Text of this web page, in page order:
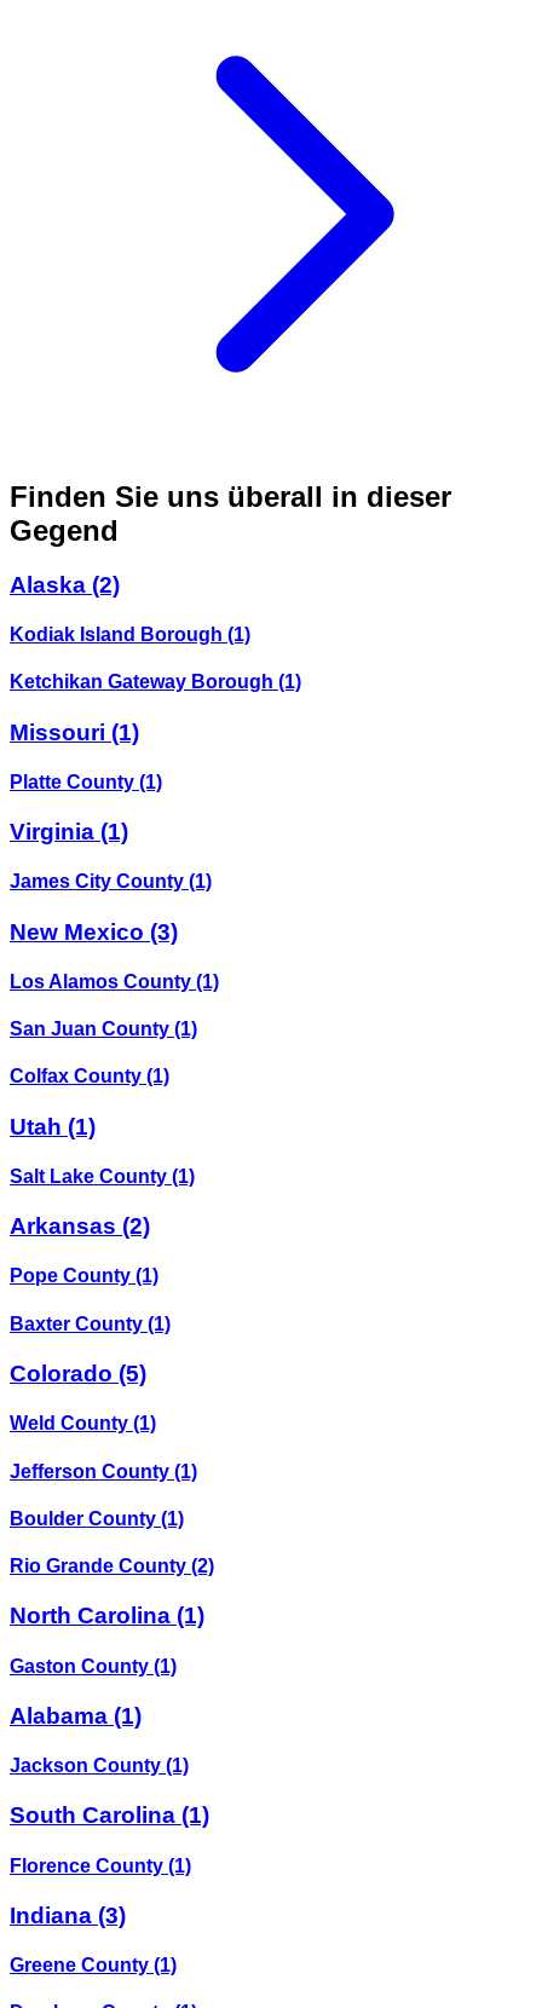
Finden Sie uns überall in dieser
Gegend
Alaska (2)
Kodiak Island Borough (1)
Ketchikan Gateway Borough (1)
Missouri (1)
Platte County (1)
Virginia (1)
James City County (1)
New Mexico (3)
Los Alamos County (1)
San Juan County (1)
Colfax County (1)
Utah (1)
Salt Lake County (1)
Arkansas (2)
Pope County (1)
Baxter County (1)
Colorado (5)
Weld County (1)
Jefferson County (1)
Boulder County (1)
Rio Grande County (2)
North Carolina (1)
Gaston County (1)
Alabama (1)
Jackson County (1)
South Carolina (1)
Florence County (1)
Indiana (3)
Greene County (1)